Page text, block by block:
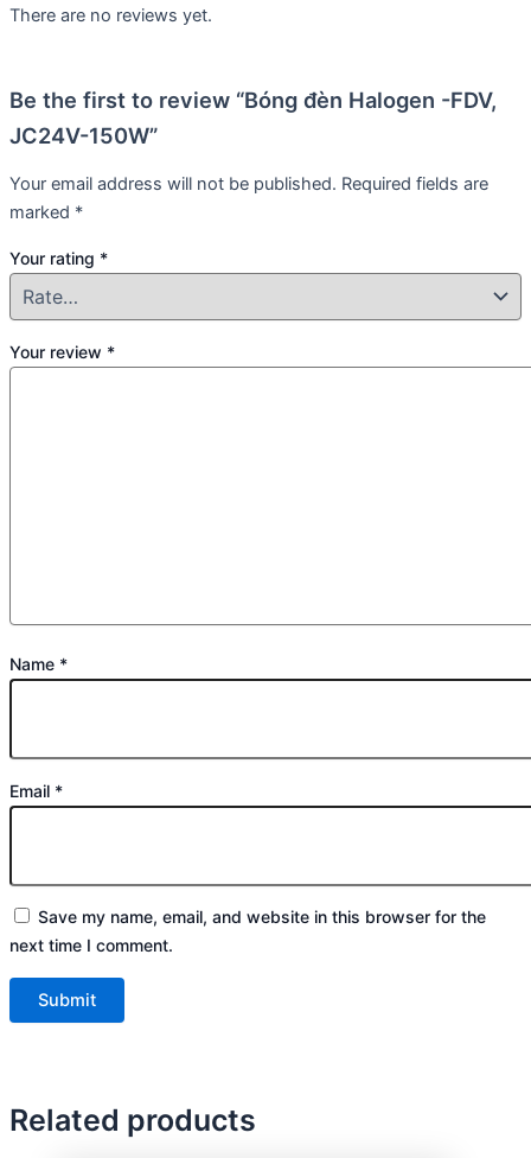
There are no reviews yet.
Be the first to review “Bóng đèn Halogen -FDV,
JC24V-150W”
Your email address will not be published. Required fields are
marked *
Your rating *
Your review *
Name *
Email *
Save my name, email, and website in this browser for the
next time I comment.
Related products